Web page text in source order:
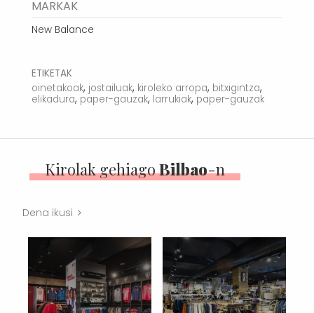
MARKAK
New Balance
ETIKETAK
oinetakoak, jostailuak, kiroleko arropa, bitxigintza,
elikadura, paper-gauzak, larrukiak, paper-gauzak
Kirolak gehiagoBilbao-n
Dena ikusi